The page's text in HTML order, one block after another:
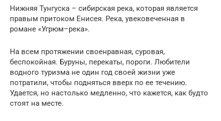
Нижняя Тунгуска – сибирская река, которая является
правым притоком Енисея. Река, увековеченная в
романе «Угрюм–река».
На всем протяжении своенравная, суровая,
беспокойная. Буруны, перекаты, пороги. Любители
водного туризма не один год своей жизни уже
потратили, чтобы подняться вверх по ее течению.
Удается, но настолько медленно, что кажется, как будто
стоят на месте.